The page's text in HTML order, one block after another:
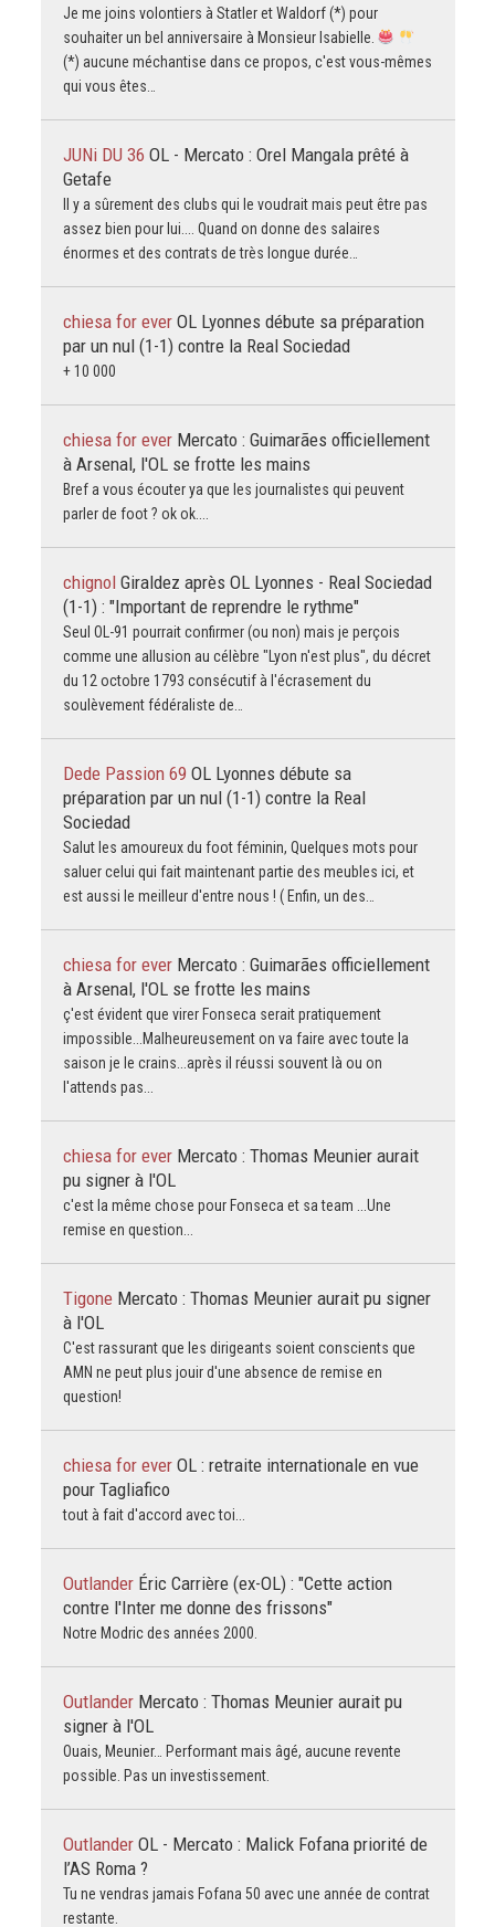
Je me joins volontiers à Statler et Waldorf (*) pour
souhaiter un bel anniversaire à Monsieur Isabielle.
(*) aucune méchantise dans ce propos, c'est vous-mêmes
qui vous êtes…
JUNi DU 36 OL - Mercato : Orel Mangala prêté à
Getafe
Il y a sûrement des clubs qui le voudrait mais peut être pas
assez bien pour lui.... Quand on donne des salaires
énormes et des contrats de très longue durée…
chiesa for ever OL Lyonnes débute sa préparation
par un nul (1-1) contre la Real Sociedad
+ 10 000
chiesa for ever Mercato : Guimarães officiellement
à Arsenal, l'OL se frotte les mains
Bref a vous écouter ya que les journalistes qui peuvent
parler de foot ? ok ok....
chignol Giraldez après OL Lyonnes - Real Sociedad
(1-1) : "Important de reprendre le rythme"
Seul OL-91 pourrait confirmer (ou non) mais je perçois
comme une allusion au célèbre "Lyon n'est plus", du décret
du 12 octobre 1793 consécutif à l'écrasement du
soulèvement fédéraliste de…
Dede Passion 69 OL Lyonnes débute sa
préparation par un nul (1-1) contre la Real
Sociedad
Salut les amoureux du foot féminin, Quelques mots pour
saluer celui qui fait maintenant partie des meubles ici, et
est aussi le meilleur d'entre nous ! ( Enfin, un des…
chiesa for ever Mercato : Guimarães officiellement
à Arsenal, l'OL se frotte les mains
ç'est évident que virer Fonseca serait pratiquement
impossible...Malheureusement on va faire avec toute la
saison je le crains...après il réussi souvent là ou on
l'attends pas...
chiesa for ever Mercato : Thomas Meunier aurait
pu signer à l'OL
c'est la même chose pour Fonseca et sa team ...Une
remise en question...
Tigone Mercato : Thomas Meunier aurait pu signer
à l'OL
C'est rassurant que les dirigeants soient conscients que
AMN ne peut plus jouir d'une absence de remise en
question!
chiesa for ever OL : retraite internationale en vue
pour Tagliafico
tout à fait d'accord avec toi...
Outlander Éric Carrière (ex-OL) : "Cette action
contre l'Inter me donne des frissons"
Notre Modric des années 2000.
Outlander Mercato : Thomas Meunier aurait pu
signer à l'OL
Ouais, Meunier… Performant mais âgé, aucune revente
possible. Pas un investissement.
Outlander OL - Mercato : Malick Fofana priorité de
l’AS Roma ?
Tu ne vendras jamais Fofana 50 avec une année de contrat
restante.